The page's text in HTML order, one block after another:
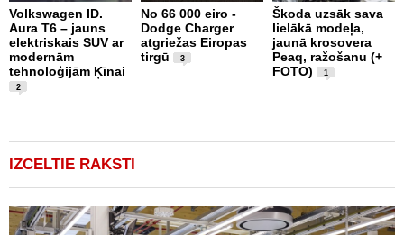
Volkswagen ID.
Aura T6 – jauns
elektriskais SUV ar
modernām
tehnoloģijām Ķīnai
2
No 66 000 eiro -
Dodge Charger
atgriežas Eiropas
tirgū
3
Škoda uzsāk sava
lielākā modeļa,
jaunā krosovera
Peaq, ražošanu (+
FOTO)
1
IZCELTIE RAKSTI